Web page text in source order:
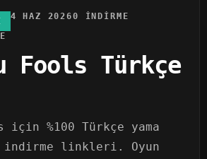
4 HAZ 20260 INDIRME
Fools Türkçe
için %100 Türkçe yama
indirme linkleri. Oyun